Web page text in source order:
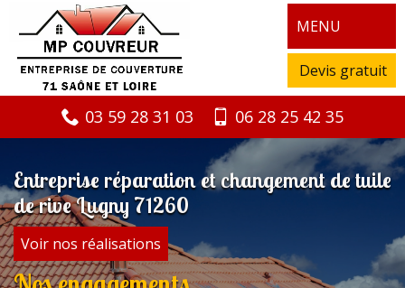
MENU
Devis gratuit
03 59 28 31 03 06 28 25 42 35
Entreprise réparation et changement de tuile
de rive Lugny 71260
Voir nos réalisations